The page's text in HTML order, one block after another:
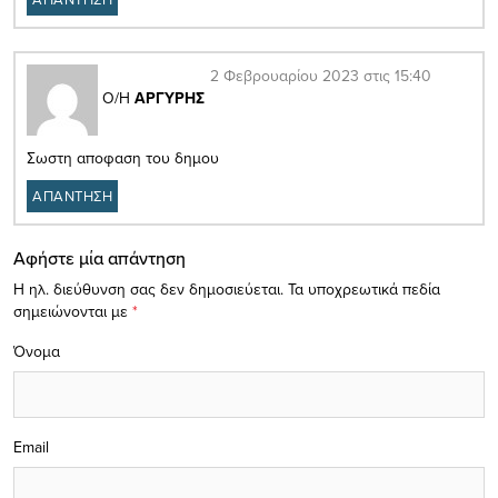
Ο/Η ΑΡΓΥΡΗΣ
2 Φεβρουαρίου 2023 στις 15:40
Σωστη αποφαση του δημου
ΑΠΑΝΤΗΣΗ
Αφήστε μία απάντηση
Η ηλ. διεύθυνση σας δεν δημοσιεύεται. Τα υποχρεωτικά πεδία
σημειώνονται με *
Όνομα
Email